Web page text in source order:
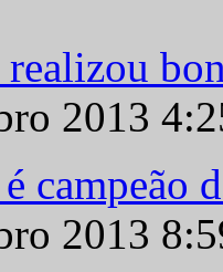
realizou
2013
campeão
2013